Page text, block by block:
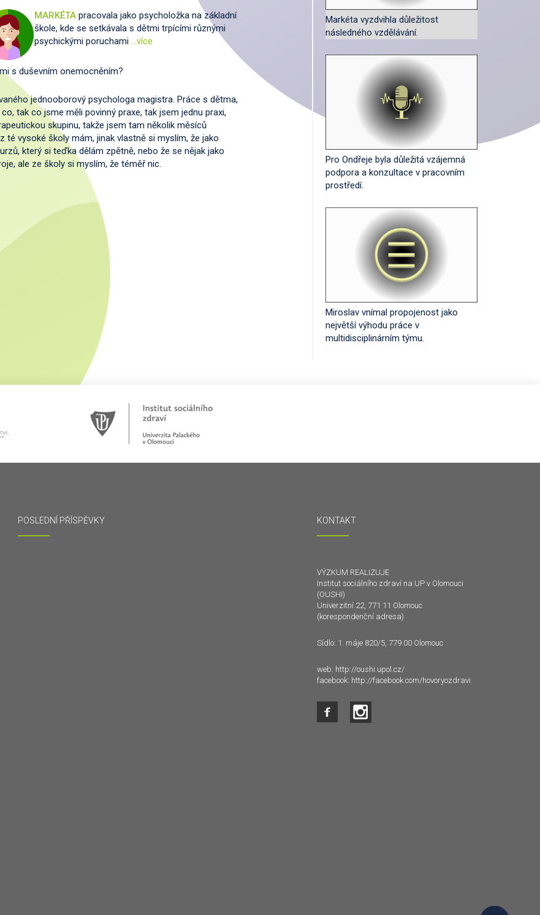
MARKÉTApracovala jako psycholožka na základní
škole, kde se setkávala s dětmi trpícími různými
psychickými poruchami …více
s duševním onemocněním?
jednooborový psychologa magistra. Práce s dětma,
tak co jsme měli povinný praxe, tak jsem jednu praxi,
skupinu, takže jsem tam několik měsíců
té vysoké školy mám, jinak vlastně si myslím, že jako
který si teďka dělám zpětně, nebo že se nějak jako
ale ze školy si myslím, že téměř nic.
Markéta vyzdvihla důležitost
následného vzdělávání.
Pro Ondřeje byla důležitá vzájemná
podpora a konzultace v pracovním
prostředí.
Miroslav vnímal propojenost jako
největší výhodu práce v
multidisciplinárním týmu.
POSLEDNÍ PŘÍSPĚVKY KONTAKT
VÝZKUM REALIZUJE
Institut sociálního zdraví na UP v Olomouci
(OUSHI)
Univerzitní 22, 771 11 Olomouc
(korespondenční adresa)
Sídlo: 1. máje 820/5, 779 00 Olomouc
web: http://oushi.upol.cz/
facebook: http://facebook.com/hovoryozdravi